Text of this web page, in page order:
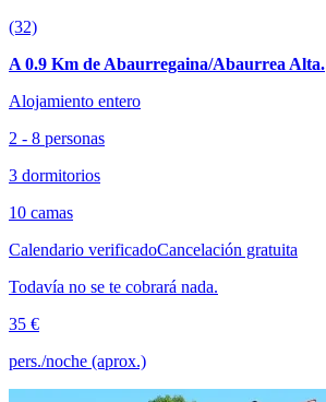
(32)
A 0.9 Km de Abaurregaina/Abaurrea Alta.
Alojamiento entero
2 - 8 personas
3 dormitorios
10 camas
Calendario verificadoCancelación gratuita
Todavía no se te cobrará nada.
35 €
pers./noche (aprox.)